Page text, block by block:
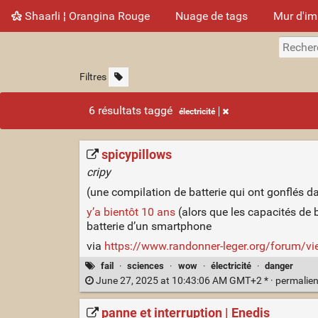
Shaarli ¦ Orangina Rouge Nuage de tags Mur
Filtres
6 résultats taggé électricité
spicypillows
cripy
(une compilation de batterie qui ont gonflés
y’a bientôt 10 ans(alors que les capacités de
batterie d’un smartphone
via https://www.randonner-leger.org/forum/
fail · sciences · wow · électricité · danger
June 27, 2025 at 10:43:06 AM GMT+2 * ·
panne et interruption | Enedis